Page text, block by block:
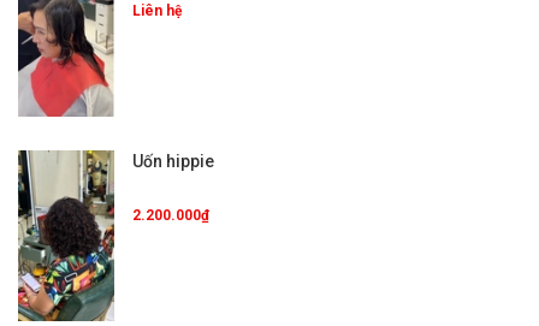
Liên hệ
Uốn hippie
2.200.000₫